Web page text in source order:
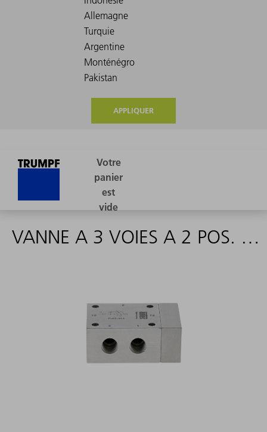
APPLIQUER
VANNE A 3 VOIES A 2 POS. G1/4" NW9